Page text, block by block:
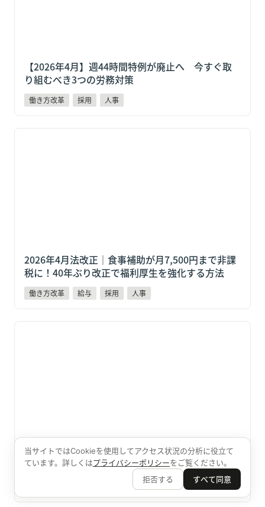
【2026年4月】週44時間特例が廃止へ　今すぐ取
り組むべき3つの労務対策
働き方改革 採用 人事
2026年4月法改正｜食事補助が月7,500円まで非課税
2026年4月法改正｜食事補助が月7,500円まで非課
税に！40年ぶり改正で福利厚生を強化する方法
働き方改革 給与 採用 人事
【2026年4月法改正】130万円の壁が変わる！スポット
【2026年4月法改正】130万円の壁が変わる！スポ
ットワーク・パート採用の新時代
人事
当サイトではCookieを使用してアクセス状況の分析に役立て
ています。詳しくはプライバシーポリシーをご覧ください。
拒否する
すべて同意